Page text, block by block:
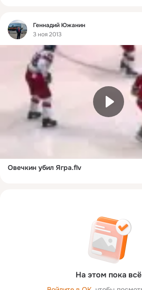
Фид
Геннадий Южанин
3 ноя 2013
Овечкин убил Ягра.flv
На этом пока всё